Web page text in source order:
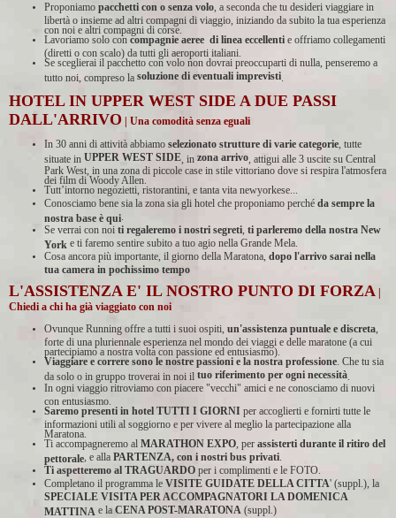
Proponiamo pacchetti con o senza volo, a seconda che tu desideri viaggiare in
libertà o insieme ad altri compagni di viaggio, iniziando da subito la tua esperienza
con noi e altri compagni di corse.
Lavoriamo solo con compagnie aeree di linea eccellenti e offriamo collegamenti
(diretti o con scalo) da tutti gli aeroporti italiani.
Se sceglierai il pacchetto con volo non dovrai preoccuparti di nulla, penseremo a
tutto noi, compreso la soluzione di eventuali imprevisti
HOTEL IN UPPER WEST SIDE A DUE PASSI
DALL'ARRIVO | Una comodità senza eguali
In 30 anni di attività abbiamo selezionato strutture di varie categorie, tutte
situate in UPPER WEST SIDE , in zona arrivo , attigui alle 3 uscite su Central
Park West, in una zona di piccole case in stile vittoriano dove si respira l'atmosfera
dei film di Woody Allen.
Tutt’intorno negozietti, ristorantini, e tanta vita newyorkese...
Conosciamo bene sia la zona sia gli hotel che proponiamo perché da sempre la
nostra base è qui.
Se verrai con noi ti regaleremo i nostri segreti, ti parleremo della nostra New
York e ti faremo sentire subito a tuo agio nella Grande Mela.
Cosa ancora più importante, il giorno della Maratona, dopo l'arrivo sarai nella
tua camera in pochissimo tempo
L'ASSISTENZA E' IL NOSTRO PUNTO DI FORZA
Chiedi a chi ha già viaggiato con noi
Ovunque Running offre a tutti i suoi ospiti, un'assistenza puntuale e discreta,
forte di una pluriennale esperienza nel mondo dei viaggi e delle maratone (a cui
partecipiamo a nostra volta con passione ed entusiasmo).
Viaggiare e correre sono le nostre passioni e la nostra professione. Che tu sia
da solo o in gruppo troverai in noi il tuo riferimento per ogni necessità
In ogni viaggio ritroviamo con piacere "vecchi" amici e ne conosciamo di nuovi
con entusiasmo.
Saremo presenti in hotel TUTTI I GIORNI per accoglierti e fornirti tutte le
informazioni utili al soggiorno e per vivere al meglio la partecipazione alla
Maratona.
Ti accompagneremo al MARATHON EXPO, per assisterti durante il ritiro del
pettorale, e alla PARTENZA, con i nostri bus privati.
Ti aspetteremo al TRAGUARDO per i complimenti e le FOTO.
Completano il programma le VISITE GUIDATE DELLA CITTA' (suppl.), la
SPECIALE VISITA PER ACCOMPAGNATORI LA DOMENICA
MATTINA e la CENA POST-MARATONA (suppl.)